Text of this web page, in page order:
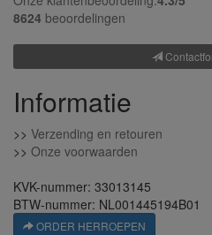
8624 beoordelingen
Informatie
>> Verzending en retouren
>> Onze voorwaarden
KVK-nummer: 33013145
BTW-nummer: NL001445194B01
ORDER HERROEPEN